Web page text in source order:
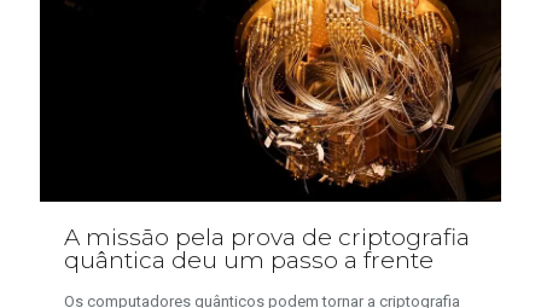
A missão pela prova de criptografia
quântica deu um passo a frente
Os computadores quânticos podem tornar a criptografia